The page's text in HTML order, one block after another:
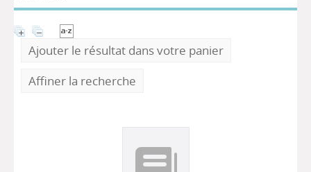
Ajouter le résultat dans votre panier
Affiner la recherche